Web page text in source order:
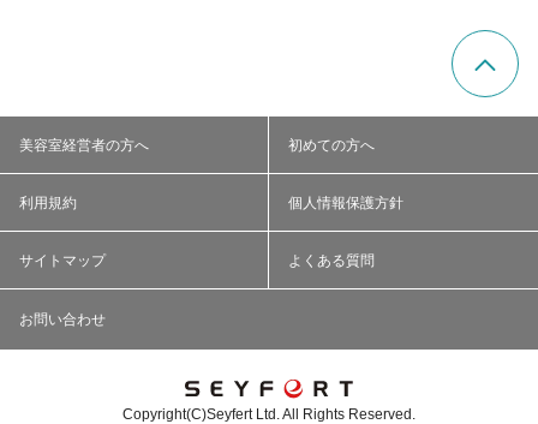
美容室経営者の方へ 初めての方へ
利用規約 個人情報保護方針
サイトマップ よくある質問
お問い合わせ
Copyright(C)Seyfert Ltd. All Rights Reserved.